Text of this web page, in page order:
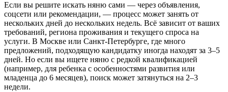
Если вы решите искать няню сами — через объявления,
соцсети или рекомендации, — процесс может занять от
нескольких дней до нескольких недель. Всё зависит от ваших
требований, региона проживания и текущего спроса на
услуги. В Москве или Санкт-Петербурге, где много
предложений, подходящую кандидатку иногда находят за 3–5
дней. Но если вы ищете няню с редкой квалификацией
(например, для ребенка с особенностями развития или
младенца до 6 месяцев), поиск может затянуться на 2–3
недели.